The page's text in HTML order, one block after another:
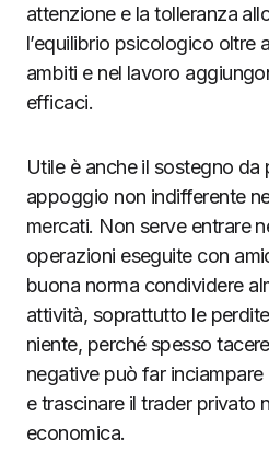
attenzione e la tolleranza
l’equilibrio psicologico oltre
ambiti e nel lavoro
efficaci.
Utile è anche il sostegno da
appoggio non indifferente
mercati. Non serve entrare
operazioni eseguite con
buona norma condividere
attività, soprattutto le
niente, perché spesso
negative può far inciampare
e trascinare il trader privato
economica.